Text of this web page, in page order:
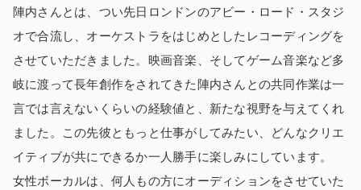
陣内さんとは、つい先日ロンドンのアビー・ロード・スタジ
オで合流し、オーケストラをはじめとしたレコーディングを
させていただきました。映画音楽、そしてゲーム音楽など多
岐に渡って長年創作をされてきた陣内さんとの共同作業は一
言では言えないくらいの経験値と、新たな視野を与えてくれ
ました。この先彼ともっと仕事がしてみたい、どんなクリエ
イティブが共にできるか一人勝手に楽しみにしています。
女性ボーカルは、何人もの方にオーディションをさせていた